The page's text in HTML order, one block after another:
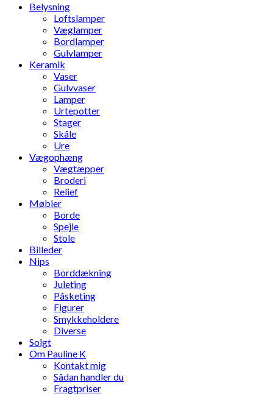
Belysning
Loftslamper
Væglamper
Bordlamper
Gulvlamper
Keramik
Vaser
Gulvvaser
Lamper
Urtepotter
Stager
Skåle
Ure
Vægophæng
Vægtæpper
Broderi
Relief
Møbler
Borde
Spejle
Stole
Billeder
Nips
Borddækning
Juleting
Påsketing
Figurer
Smykkeholdere
Diverse
Solgt
Om Pauline K
Kontakt mig
Sådan handler du
Fragtpriser